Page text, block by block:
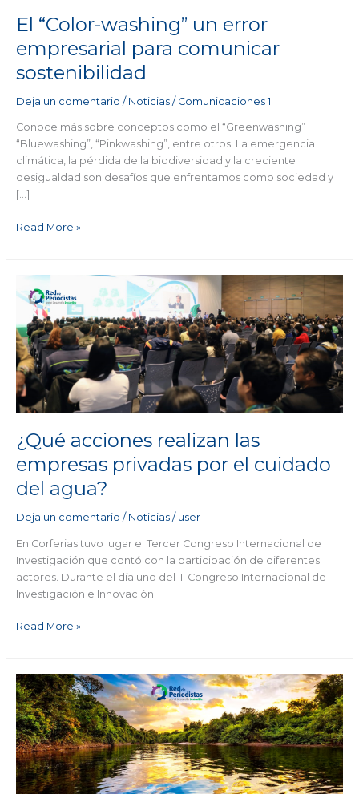
El “Color-washing” un error
empresarial para comunicar
sostenibilidad
Deja un comentario / Noticias/ Comunicaciones 1
Conoce más sobre conceptos como el “Greenwashing”
“Bluewashing”, “Pinkwashing”, entre otros. La emergencia
climática, la pérdida de la biodiversidad y la creciente
desigualdad son desafíos que enfrentamos como sociedad y
[…]
Read More »
¿Qué acciones realizan las
empresas privadas por el cuidado
del agua?
Deja un comentario / Noticias/ user
En Corferias tuvo lugar el Tercer Congreso Internacional de
Investigación que contó con la participación de diferentes
actores. Durante el día uno del III Congreso Internacional de
Investigación e Innovación
acciones
realizan
las
empresas
privadas
por
el
cuidado
del
agua?
Read More »
Colombia
recibe
apoyo
para
plan
de
deforestación